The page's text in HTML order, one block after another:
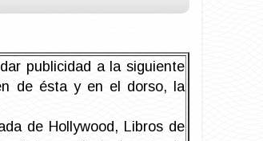
publicidad a la siguiente
de ésta y en el dorso, la
de Hollywood, Libros de